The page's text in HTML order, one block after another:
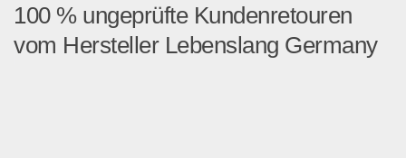
100 % ungeprüfte Kundenretouren
vom Hersteller Lebenslang Germany